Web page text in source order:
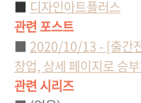
■ 디자인아트플러스
관련 포스트
■ 2020/10/13 - [출간
창업, 상세 페이지로 승
관련 시리즈